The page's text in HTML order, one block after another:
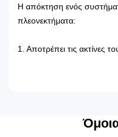
Η απόκτηση ενός
πλεονεκτήματα:
1. Αποτρέπει τις ακτίνες
2. Δεν χρειάζονται
χρόνο αλλά και στον ήλιο.
4. Μπορούν να